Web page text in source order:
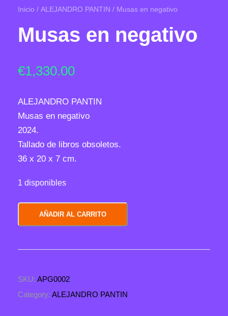
Inicio / ALEJANDRO PANTIN / Musas en negativo
Musas en negativo
€1,330.00
ALEJANDRO PANTIN
Musas en negativo
2024.
Tallado de libros obsoletos.
36 x 20 x 7 cm.
1 disponibles
u
a
e
n
AÑADIR AL CARRITO
SKU: APG0002
Category: ALEJANDRO PANTIN